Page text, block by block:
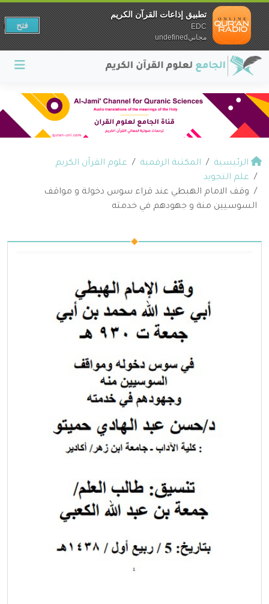
الرئيسية المكتبة الرقمية
علوم القرآن الكريم
علم التجويد
وقف الامام الهبطي عند قراء سوس دخولة و مواقف
السوسيين منة و جهودهم في خدمته
تطبيق إذاعات القرآن الكريم
EDC
مجانيundefined
فتح